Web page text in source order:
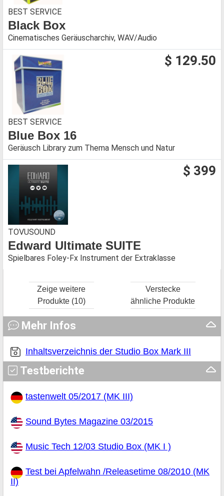
BEST SERVICE
Black Box
Cinematisches Geräuscharchiv, WAV/Audio
$ 129.50
BEST SERVICE
Blue Box 16
Geräusch Library zum Thema Mensch und Natur
$ 399
TOVUSOUND
Edward Ultimate SUITE
Spielbares Foley-Fx Instrument der Extraklasse
Zeige weitere
Produkte (10)
Verstecke
ähnliche Produkte
Mehr Infos
Inhaltsverzeichnis der Studio Box Mark III
Testberichte
tastenwelt 05/2017 (MK III)
Sound Bytes Magazine 03/2015
Music Tech 12/03 Studio Box (MK I )
Test bei Apfelwahn /Releasetime 08/2010 (MK
II)